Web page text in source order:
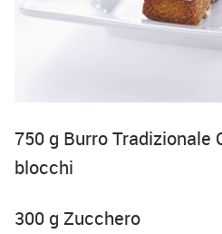
750 g Burro Tradizionale
blocchi
300 g Zucchero